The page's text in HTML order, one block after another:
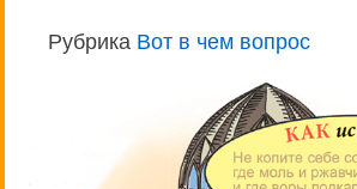
Рубрика Вот в чем вопрос